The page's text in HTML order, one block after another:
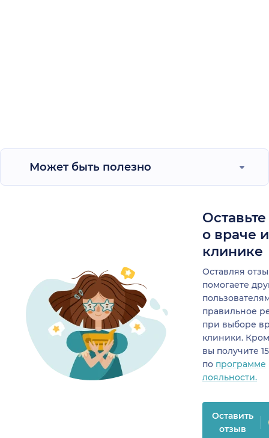
Может быть полезно
о враче
клинике
Оставляя
помогаете
правильное
при выборе
клиники.
вы получите
по программе
лояльности.
Оставить
отзыв